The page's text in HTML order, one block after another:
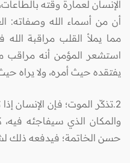
الإنسان لعمارة وقته
أن من أسماء الله وصفاته:
مما يملأ القلب مراقبة
استشعر المؤمن أنه مراقب
يفتقده حيث أمره، ولا يراه
2.تذكّر الموت؛ فإن الإنسان
والمكان الذي سيفاجئه
حسن الخاتمة؛ فيدفعه ذلك